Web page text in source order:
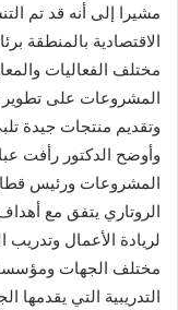
مشيرا إلى أنه قد تم
الاقتصادية بالمنطقة
مختلف الفعاليات
المشروعات على تطوير
وتقديم منتجات جيدة
وأوضح الدكتور رأفت
المشروعات ورئيس قطاع
الروتاري يتفق مع
لريادة الأعمال وتدريب
مختلف الجهات
التدريبية التي يقدمها